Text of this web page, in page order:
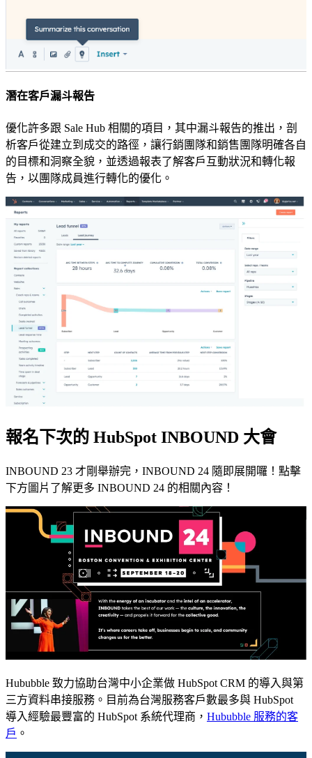
潛在客戶漏斗報告
優化許多跟 Sale Hub 相關的項目，其中漏斗報告的推出， 剖
析客戶從建立到成交的路徑，讓行銷團隊和銷售團隊明確各自
的目標和洞察全貌，並透過報表了解客戶互動狀況和轉化報
告，以團隊成員進行轉化的優化。
報名下次的 HubSpot INBOUND 大會
INBOUND 23 才剛舉辦完，INBOUND 24 隨即展開囉！點擊
下方圖片了解更多 INBOUND 24 的相關內容！
Hububble 致力協助台灣中小企業做 HubSpot CRM 的導入與第
三方資料串接服務。目前為台灣服務客戶數最多與 HubSpot
導入經驗最豐富的 HubSpot 系統代理商， Hububble 服務的客
戶 。